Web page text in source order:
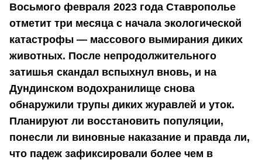
Восьмого февраля 2023 года Ставрополье
отметит три месяца с начала экологической
катастрофы — массового вымирания диких
животных. После непродолжительного
затишья скандал вспыхнул вновь, и на
Дундинском водохранилище снова
обнаружили трупы диких журавлей и уток.
Планируют ли восстановить популяции,
понесли ли виновные наказание и правда ли,
что падеж зафиксировали более чем в